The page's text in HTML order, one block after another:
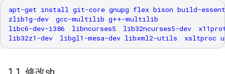
4. 编译生成image介绍
FB
GFX
参考
SSD_SPI使用参考
toybox扩展
动态UI帧率控制
apt-get install git-core gnupg flex bison build-
zlib1g-dev　gcc-multilib g++-multilib
libc6-dev-i386　libncurses5　lib32ncurses5-dev　